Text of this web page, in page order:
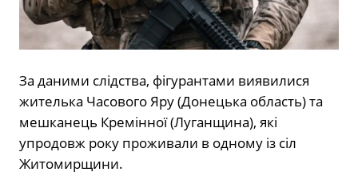
За даними слідства, фігурантами виявилися
жителька Часового Яру (Донецька область) та
мешканець Кремінної (Луганщина), які
упродовж року проживали в одному із сіл
Житомирщини.